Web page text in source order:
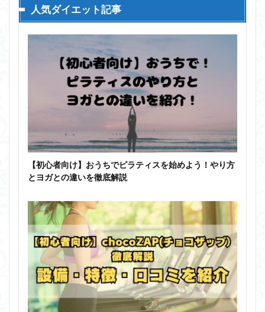
人気ダイエット記事
【初心者向け】おうちでピラティスを始めよう！やり方
とヨガとの違いを徹底解説